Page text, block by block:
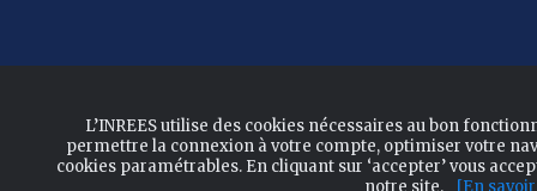
L’INREES utilise des cookies nécessaires au bon
permettre la connexion à votre compte, optimiser votre
cookies paramétrables. En cliquant sur ‘accepter’ vous
notre site.
[En